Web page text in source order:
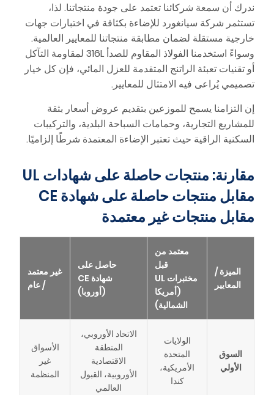
ندرك أن سمعة شركائنا تعتمد على جودة منتجاتنا. لذا،
تستثمر شركة سيانغورد للإضاءة بكثافة في اختبارات جهات
خارجية مستقلة لضمان مطابقة منتجاتنا للمعايير العالمية.
وسواءً استخدمنا الفولاذ المقاوم للصدأ 316L لمقاومة التآكل
أو تقنيات تعبئة الراتنج المتقدمة للعزل المائي، فإن كل خيار
تصميمي يُراعى فيه الامتثال للمعايير.
إن التزامنا يسمح للموزعين بتقديم عروض أسعار بثقة
للمشاريع التجارية، وحمامات السباحة البلدية، والتركيبات
السكنية الراقية حيث تعتبر الإضاءة المعتمدة شرطًا إلزاميًا.
مقارنة: منتجات حاصلة على شهادات UL
مقابل منتجات حاصلة على شهادة CE
مقابل منتجات غير معتمدة
الميزة /
المعايير
معتمد من
قبل
مختبرات UL
(أمريكا
الشمالية)
حاصل على
شهادة CE
(أوروبا)
غير معتمد
/ عام
السوق
الأولي
الولايات
المتحدة
الأمريكية،
كندا
الاتحاد الأوروبي،
المنطقة
الاقتصادية
الأوروبية، القبول
العالمي
الأسواق
غير
المنظمة